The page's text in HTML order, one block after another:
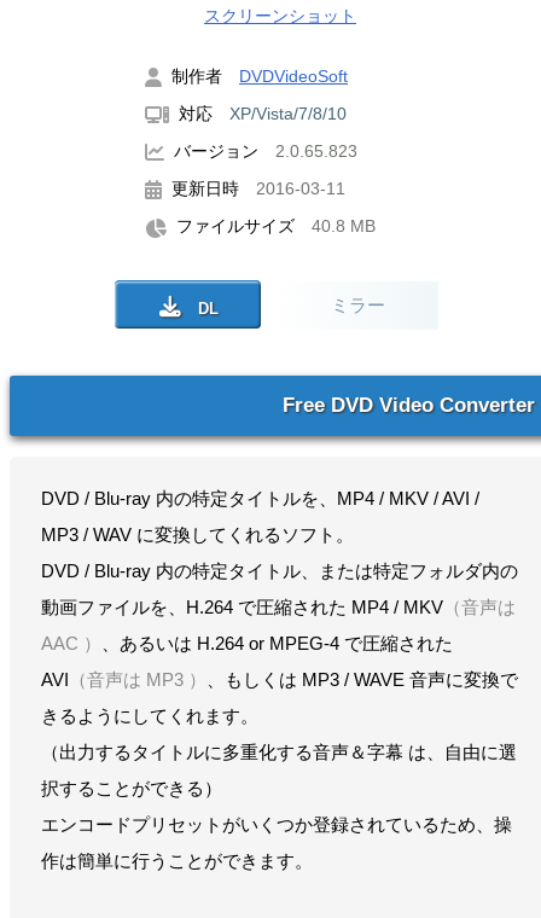
スクリーンショット
制作者 DVDVideoSoft
対応 XP/Vista/7/8/10
バージョン 2.0.65.823
更新日時 2016-03-11
ファイルサイズ 40.8 MB
ミラー
Free DVD Video Converter
DVD / Blu-ray 内の特定タイトルを、MP4 / MKV / AVI /
MP3 / WAV に変換してくれるソフト。
DVD / Blu-ray 内の特定タイトル、または特定フォルダ内の
動画ファイルを、H.264 で圧縮された MP4 / MKV （音声は
AAC ）
、あるいは H.264 or MPEG-4 で圧縮された
AVI （音声は MP3 ）
、もしくは MP3 / WAVE 音声に変換で
きるようにしてくれます。
（出力するタイトルに多重化する音声＆字幕 は、自由に選
択することができる）
エンコードプリセットがいくつか登録されているため、操
作は簡単に行うことができます。